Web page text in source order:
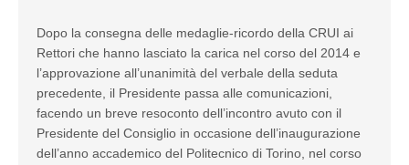
Dopo la consegna delle medaglie-ricordo della CRUI ai
Rettori che hanno lasciato la carica nel corso del 2014 e
l’approvazione all’unanimità del verbale della seduta
precedente, il Presidente passa alle comunicazioni,
facendo un breve resoconto dell’incontro avuto con il
Presidente del Consiglio in occasione dell’inaugurazione
dell’anno accademico del Politecnico di Torino, nel corso